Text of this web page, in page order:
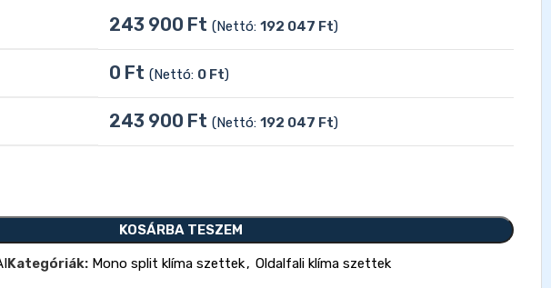
243 900 Ft (Nettó: 192 047 Ft)
0 Ft (Nettó: 0 Ft)
243 900 Ft (Nettó: 192 047 Ft)
KOSÁRBA TESZEM
Kategóriák: Mono split klíma szettek, Oldalfali klíma szettek